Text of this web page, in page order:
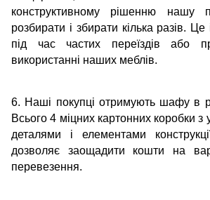
конструктивному рішенню нашу
розбирати і збирати кілька разів.
під час частих переїздів або
використанні наших меблів.
6. Наші покупці отримують шафу в
Всього 4 міцних картонних коробки з
деталями і елементами
дозволяє заощадити кошти на
перевезення.